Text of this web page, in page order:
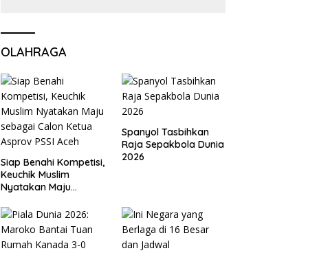
OLAHRAGA
Siap Benahi Kompetisi,
Keuchik Muslim
Nyatakan Maju
Asprov PSSI Aceh
Spanyol Tasbihkan
Raja Sepakbola Dunia
2026